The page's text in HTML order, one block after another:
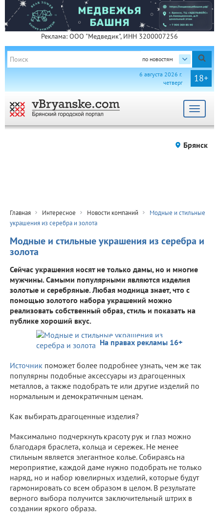
Реклама: ООО "Медведик", ИНН 3200007256
по новостям
18+
6 августа 2026 г.
четверг
Toggle
Брянск
Главная Интересное Новости компаний
Модные и стильные
украшения из серебра и золота
Модные и стильные украшения из серебра и
золота
Сейчас украшения носят не только дамы, но и многие
мужчины. Самыми популярными являются изделия
золотые и серебряные. Любая модница знает, что с
помощью золотого набора украшений можно
реализовать собственный образ, стиль и показать на
публике хороший вкус.
На правах рекламы 16+
Источник поможет более подробнее узнать, чем же так
популярны подобные аксессуары из драгоценных
металлов, а также подобрать те или другие изделий по
нормальным и демократичным ценам.
Как выбирать драгоценные изделия?
Максимально подчеркнуть красоту рук и глаз можно
благодаря браслета, кольца и сережек. Не менее
стильным является элегантное колье. Собираясь на
мероприятие, каждой даме нужно подобрать не только
наряд, но и набор ювелирных изделий, которые будут
гармонировать со всем образом в целом. В результате
верного выбора получится заключительный штрих в
создании яркого образа.